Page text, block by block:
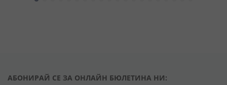
АБОНИРАЙ СЕ ЗА ОНЛАЙН БЮЛЕТИНА НИ: